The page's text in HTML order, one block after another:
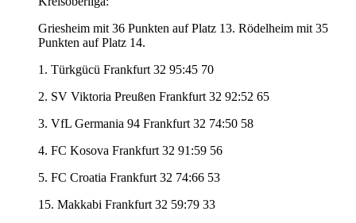
Griesheim mit 36 Punkten auf Platz 13. Rödelheim mit 35
Punkten auf Platz 14.
1. Türkgücü Frankfurt 32 95:45 70
2. SV Viktoria Preußen Frankfurt 32 92:52 65
3. VfL Germania 94 Frankfurt 32 74:50 58
4. FC Kosova Frankfurt 32 91:59 56
5. FC Croatia Frankfurt 32 74:66 53
15. Makkabi Frankfurt 32 59:79 33